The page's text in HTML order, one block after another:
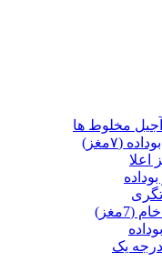
مخلوط ها
(۷مغز)
اعلا
(7مغز)
یک